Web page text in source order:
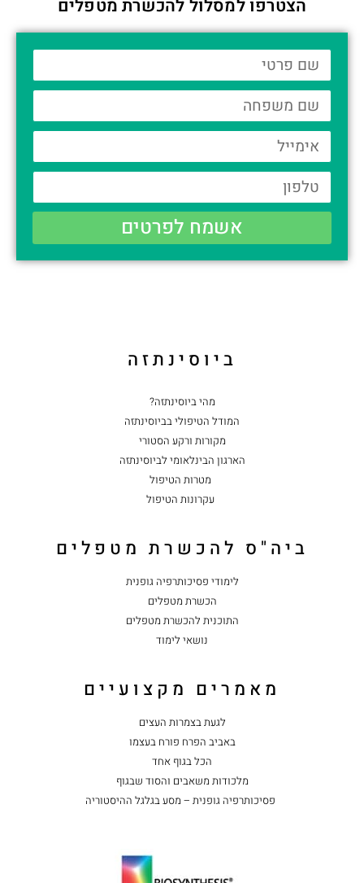
הצטרפו למסלול להכשרת מטפלים
אשמח לפרטים
ביוסינתזה
מהי ביוסינתזה?
המודל הטיפולי בביוסינתזה
מקורות ורקע הסטורי
הארגון הבינלאומי לביוסינתזה
מטרות הטיפול
עקרונות הטיפול
ביה"ס להכשרת מטפלים
לימודי פסיכותרפיה גופנית
הכשרת מטפלים
התוכנית להכשרת מטפלים
נושאי לימוד
מאמרים מקצועיים
לגעת בצמרות העצים
באביב הפרח פורח בעצמו
הכל בגוף אחד
מלכודות משאבים והסוד שבגוף
פסיכותרפיה גופנית – מסע בגלגל ההיסטוריה